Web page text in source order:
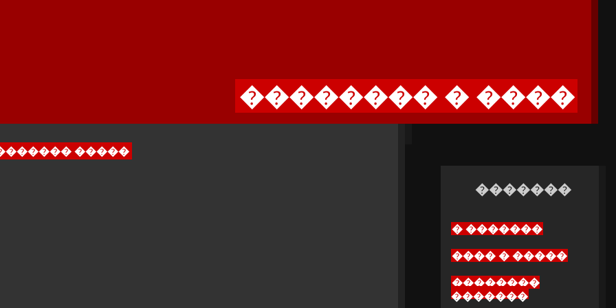
�������� � ����
�����
�������
� �������
���� � �����
��������
�������